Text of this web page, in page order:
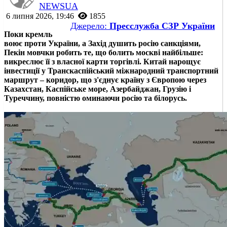
NEWSUA
6 липня 2026, 19:46 1855
Джерело: Пресслужба СЗР України
Поки кремль
воює проти України, а Захід душить росію санкціями,
Пекін мовчки робить те, що болить москві найбільше:
викреслює її з власної карти торгівлі. Китай нарощує
інвестиції у Транскаспійський міжнародний транспортний
маршрут – коридор, що з'єднує країну з Європою через
Казахстан, Каспійське море, Азербайджан, Грузію і
Туреччину, повністю оминаючи росію та білорусь.